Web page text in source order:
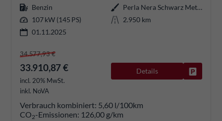
Benzin
Perla Nera Schwarz Metallic
107 kW (145 PS)
2.950 km
01.11.2025
34.577,93 €
33.910,87 €
incl. 20% MwSt.
inkl. NoVA
Details
Verbrauch kombiniert: 5,60 l/100km
CO2-Emissionen: 126,00 g/km